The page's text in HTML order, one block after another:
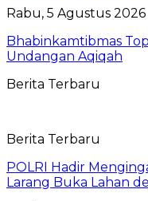
Rabu, 5 Agustus 2026
Bhabinkamtibmas
Undangan Aqiqah
Berita Terbaru
Berita Terbaru
POLRI Hadir
Larang Buka Lahan